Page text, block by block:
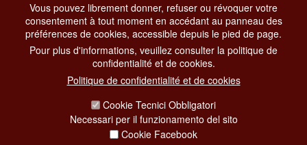
Dipartimento Grandi Eventi, Sport, Turismo e Moda.
Via di San Basilio, 51
00187 Roma
CONTACT CENTER TEL. 06 06 08
CONTATTA LA REDAZIONE
Vous pouvez librement donner, refuser ou révoquer votre
consentement à tout moment en accédant au panneau des
préférences de cookies, accessible depuis le pied de page.
Pour plus d'informations, veuillez consulter la politique de
confidentialité et de cookies.
Politique de confidentialité et de cookies
Cookie Tecnici Obbligatori
Necessari per il funzionamento del sito
Cookie Facebook